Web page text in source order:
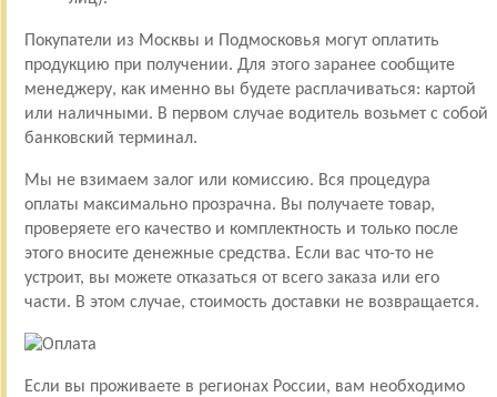
Покупатели из Москвы и Подмосковья могут оплатить
продукцию при получении. Для этого заранее сообщите
менеджеру, как именно вы будете расплачиваться: картой
или наличными. В первом случае водитель возьмет с собой
банковский терминал.
Мы не взимаем залог или комиссию. Вся процедура
оплаты максимально прозрачна. Вы получаете товар,
проверяете его качество и комплектность и только после
этого вносите денежные средства. Если вас что-то не
устроит, вы можете отказаться от всего заказа или его
части. В этом случае, стоимость доставки не возвращается.
Если вы проживаете в регионах России, вам необходимо